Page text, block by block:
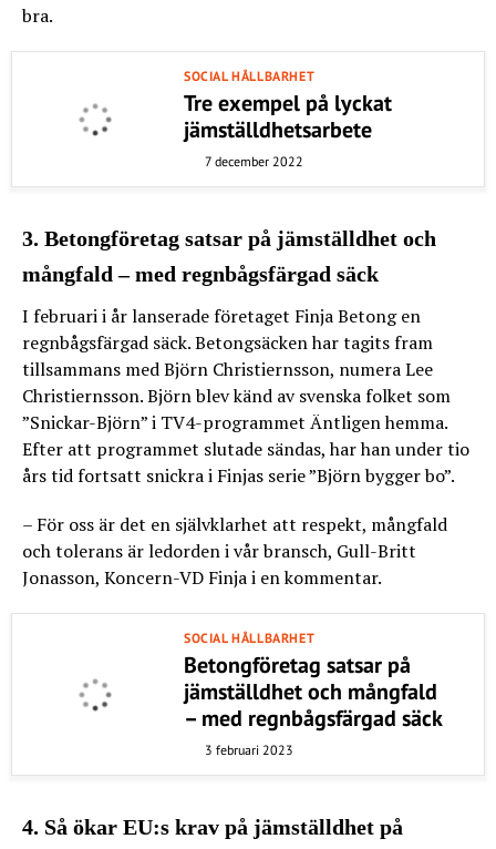
bra.
SOCIAL HÅLLBARHET
Tre exempel på lyckat
jämställdhetsarbete
7 december 2022
3. Betongföretag satsar på jämställdhet och
mångfald – med regnbågsfärgad säck
I februari i år lanserade företaget Finja Betong en
regnbågsfärgad säck. Betongsäcken har tagits fram
tillsammans med Björn Christiernsson, numera Lee
Christiernsson. Björn blev känd av svenska folket som
”Snickar-Björn” i TV4-programmet Äntligen hemma.
Efter att programmet slutade sändas, har han under tio
års tid fortsatt snickra i Finjas serie ”Björn bygger bo”.
– För oss är det en självklarhet att respekt, mångfald
och tolerans är ledorden i vår bransch, Gull-Britt
Jonasson, Koncern-VD Finja i en kommentar.
SOCIAL HÅLLBARHET
Betongföretag satsar på
jämställdhet och mångfald
– med regnbågsfärgad säck
3 februari 2023
4. Så ökar EU:s krav på jämställdhet på